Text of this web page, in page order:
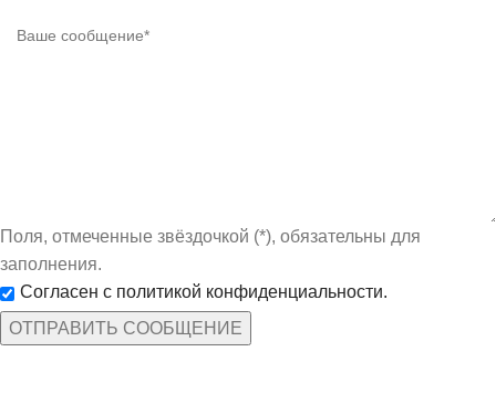
Поля, отмеченные звёздочкой (*), обязательны для
заполнения.
Согласен с политикой конфиденциальности.